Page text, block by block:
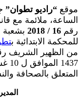
موقع “راديو تطوان”
الساعة، ملائمة مع
رقم 16 / 2018
بشعبة
للمحكمة الابتدائية ب
المتعلق بالصحافة